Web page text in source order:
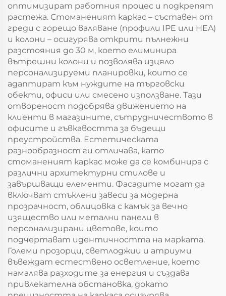
оптимизират работния процес и подкрепят
растежа. Стоманеният каркас – съставен от
греди с горещо валяване (профили IPE или HEA)
и колони – осигурява открити пълнежни
разстояния до 30 м, което елиминира
вътрешни колони и позволява изцяло
персонализируеми планировки, които се
адаптират към нуждите на търговски
обекти, офиси или смесено използване. Тази
отвореност подобрява движението на
клиенти в магазините, сътрудничеството в
офисите и гъвкавостта за бъдещи
преустройства. Естетическата
разнообразност ги отличава, като
стоманеният каркас може да се комбинира с
различни архитектурни стилове и
завършващи елементи. Фасадите могат да
включват стъклени завеси за модерна
прозрачност, облицовка с камък за вечно
изящество или метални панели в
персонализирани цветове, които
подчертават идентичността на марката.
Големи прозорци, светлоджии и атриуми
въвеждат естествено осветление, което
намалява разходите за енергия и създава
привлекателна обстановка, докато